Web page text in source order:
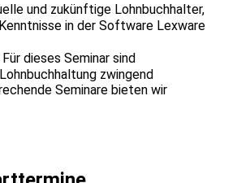
und zukünftige Lohnbuchhalter,
in der Software Lexware
Für dieses Seminar sind
zwingend
Seminare bieten wir